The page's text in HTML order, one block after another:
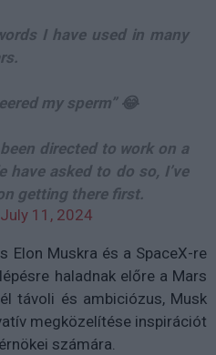
I have used in many
my sperm” 😂
directed to work on a
have asked to do so, I’ve
getting there first.
July 11, 2024
Elon Muskra és a SpaceX-re
haladnak előre a Mars
távoli és ambiciózus, Musk
megközelítése inspirációt
számára.